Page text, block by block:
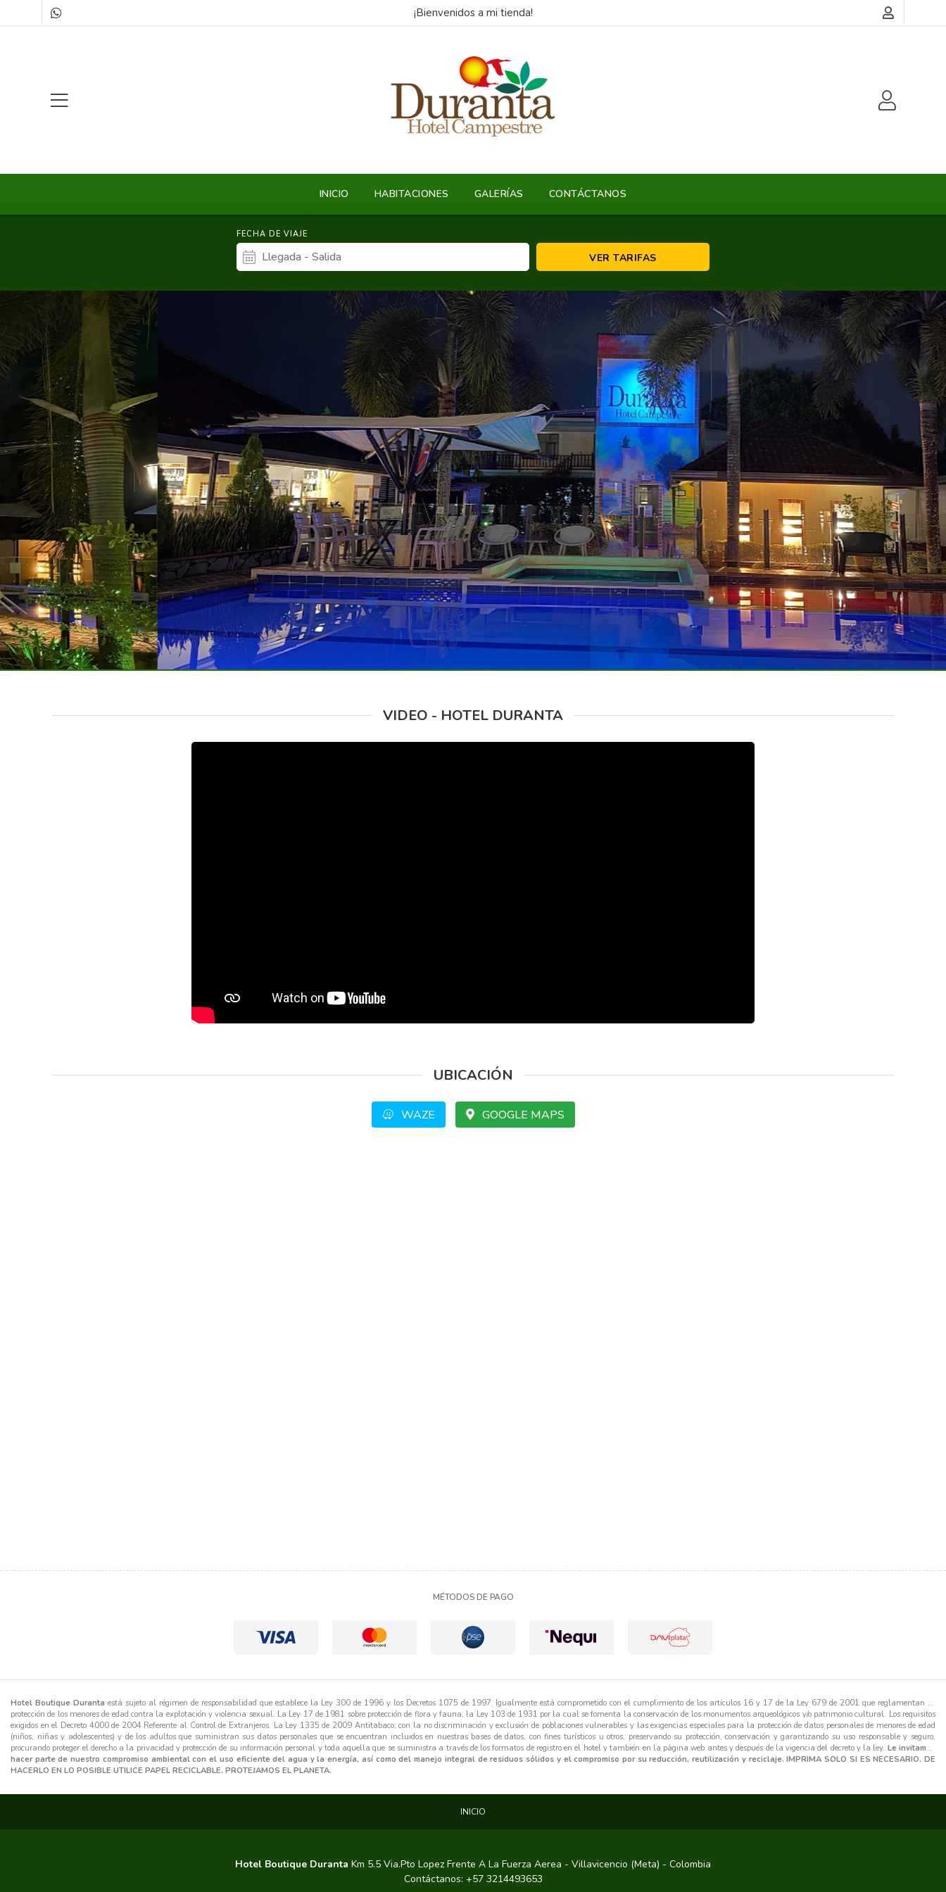
¡Bienvenidos a mi tienda!
INICIO HABITACIONES GALERÍAS CONTÁCTANOS
FECHA DE VIAJE
VER TARIFAS
VIDEO - HOTEL DURANTA
UBICACIÓN
WAZE GOOGLE MAPS
MÉTODOS DE PAGO
Hotel Boutique Duranta está sujeto al régimen de responsabilidad que establece la Ley 300 de 1996 y los Decretos 1075 de 1997. Igualmente está comprometido con el cumplimiento de los artículos 16 y 17 de la Ley 679 de 2001 que reglamentan la
protección de los menores de edad contra la explotación y violencia sexual. La Ley 17 de 1981 sobre protección de flora y fauna; la Ley 103 de 1931 por la cual se fomenta la conservación de los monumentos arqueológicos y/o patrimonio cultural. Los requisitos
exigidos en el Decreto 4000 de 2004 Referente al Control de Extranjeros. La Ley 1335 de 2009 Antitabaco; con la no discriminación y exclusión de poblaciones vulnerables y las exigencias especiales para la protección de datos personales de menores de edad
(niños, niñas y adolescentes) y de los adultos que suministran sus datos personales que se encuentran incluidos en nuestras bases de datos, con fines turísticos u otros, preservando su protección, conservación y garantizando su uso responsable y seguro,
procurando proteger el derecho a la privacidad y protección de su información personal y toda aquella que se suministra a través de los formatos de registro en el hotel y también en la página web antes y después de la vigencia del decreto y la ley. Le invitamos
hacer parte de nuestro compromiso ambiental con el uso eficiente del agua y la energía, así como del manejo integral de residuos sólidos y el compromiso por su reducción, reutilización y reciclaje. IMPRIMA SOLO SI ES NECESARIO. DE
HACERLO EN LO POSIBLE UTILICE PAPEL RECICLABLE. PROTEJAMOS EL PLANETA.
INICIO
Hotel Boutique Duranta Km 5.5 Via.Pto Lopez Frente A La Fuerza Aerea - Villavicencio (Meta) - Colombia
Contáctanos: +57 3214493653